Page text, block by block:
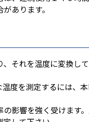
あります。
それを温度に変換し
度を測定するには、
影響を強く受けます